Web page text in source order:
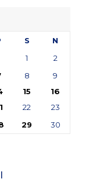
S
N
1
2
8
9
15
16
22
23
29
30